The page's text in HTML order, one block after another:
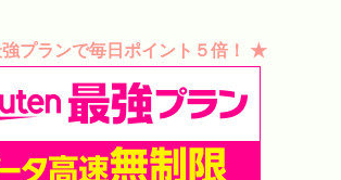
プランで毎日ポイント５倍！ ★